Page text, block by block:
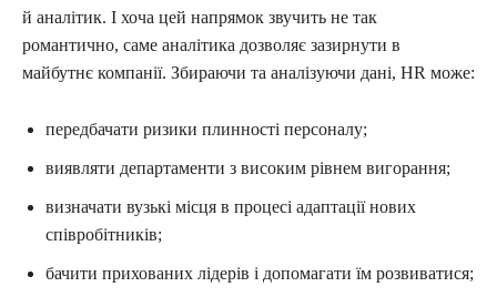
й аналітик. І хоча цей напрямок звучить не так
романтично, саме аналітика дозволяє зазирнути в
майбутнє компанії. Збираючи та аналізуючи дані, HR може:
передбачати ризики плинності персоналу;
виявляти департаменти з високим рівнем вигорання;
визначати вузькі місця в процесі адаптації нових
співробітників;
бачити прихованих лідерів і допомагати їм розвиватися;